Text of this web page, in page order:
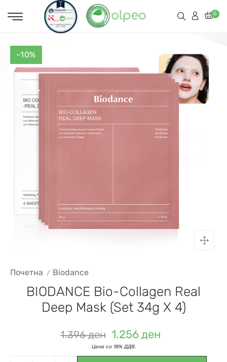
0
-10%
Почетна Biodance
BIODANCE Bio-Collagen Real
Deep Mask (set 34g X 4)
1.396ден 1.256ден